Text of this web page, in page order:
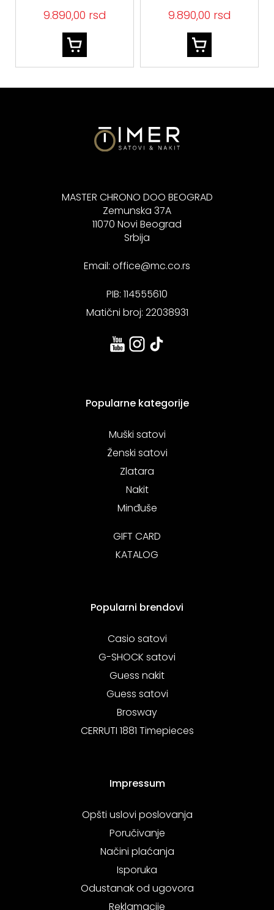
9.890,00 rsd 9.890,00 rsd
MASTER CHRONO DOO BEOGRAD
Zemunska 37A
11070 Novi Beograd
Srbija
Email: office@mc.co.rs
PIB: 114555610
Matični broj: 22038931
Popularne kategorije
Muški satovi
Ženski satovi
Zlatara
Nakit
Minđuše
GIFT CARD
KATALOG
Popularni brendovi
Casio satovi
G-SHOCK satovi
Guess nakit
Guess satovi
Brosway
CERRUTI 1881 Timepieces
Impressum
Opšti uslovi poslovanja
Poručivanje
Načini plaćanja
Isporuka
Odustanak od ugovora
Reklamacije